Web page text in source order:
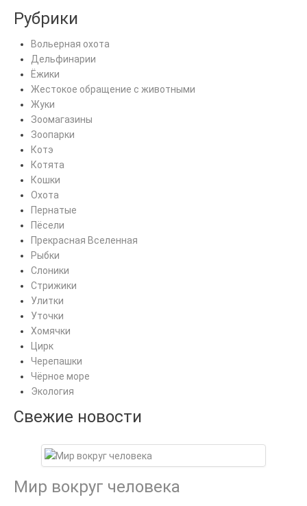
Рубрики
Вольерная охота
Дельфинарии
Ёжики
Жестокое обращение с животными
Жуки
Зоомагазины
Зоопарки
Котэ
Котята
Кошки
Охота
Пернатые
Пёсели
Прекрасная Вселенная
Рыбки
Слоники
Стрижики
Улитки
Уточки
Хомячки
Цирк
Черепашки
Чёрное море
Экология
Свежие новости
Мир вокруг человека